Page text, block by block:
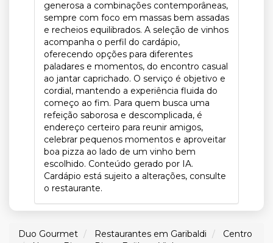
generosa a combinações contemporâneas,
sempre com foco em massas bem assadas
e recheios equilibrados. A seleção de vinhos
acompanha o perfil do cardápio,
oferecendo opções para diferentes
paladares e momentos, do encontro casual
ao jantar caprichado. O serviço é objetivo e
cordial, mantendo a experiência fluida do
começo ao fim. Para quem busca uma
refeição saborosa e descomplicada, é
endereço certeiro para reunir amigos,
celebrar pequenos momentos e aproveitar
boa pizza ao lado de um vinho bem
escolhido. Conteúdo gerado por IA.
Cardápio está sujeito a alterações, consulte
o restaurante.
Duo Gourmet Restaurantes em Garibaldi
Centro